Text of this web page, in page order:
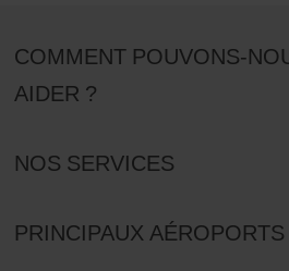
COMMENT POUVONS-
AIDER ?
NOS SERVICES
PRINCIPAUX